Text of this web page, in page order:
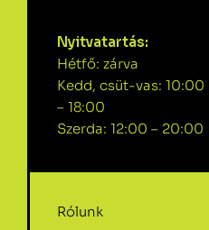
Nyitvatartás:
Hétfő: zárva
Kedd, csüt-vas: 10:00
– 18:00
Szerda: 12:00 – 20:00
Rólunk